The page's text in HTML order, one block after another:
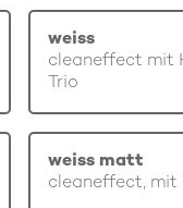
weiss
cleaneffect mit
Trio
weiss matt
cleaneffect, mit